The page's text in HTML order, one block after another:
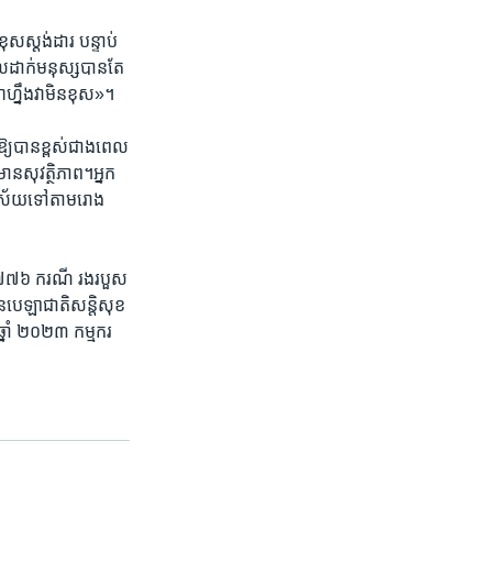
ស​ស្ដង់​ដារ បន្ទាប់​
ាក់​មនុស្ស​បាន​តែ
ហ្នឹង​វា​មិន​ខុស​»។
យ​បា​ន​ខ្ពស់ជាង​ពេល​
ន​សុវត្ថិ​ភាព​។អ្នក
រ័យ​ទៅ​តាម​រោង​
៧៧៦ ​ករណី រង​របួស​
បេឡា​ជាតិ​សន្តិសុខ​
ាំ​ ២០២៣ កម្មករ​